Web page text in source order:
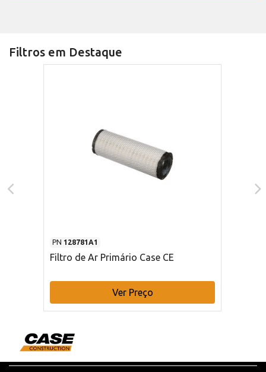
Filtros em Destaque
PN 128781A1
Filtro de Ar Primário Case CE
Ver Preço